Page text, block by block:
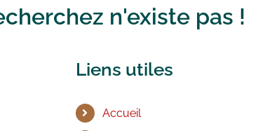
n'existe pas !
Liens utiles
Accueil